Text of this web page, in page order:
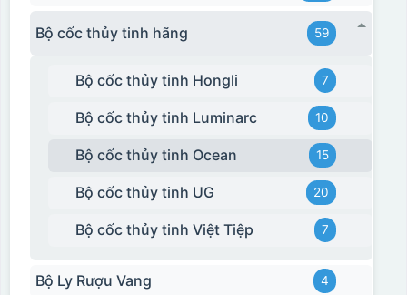
Hộp xi 2 cốc
Bộ cốc thủy tinh hãng 59
Bộ cốc thủy tinh Hongli 7
Bộ cốc thủy tinh Luminarc 10
Bộ cốc thủy tinh Ocean 15
Bộ cốc thủy tinh UG 20
Bộ cốc thủy tinh Việt Tiệp 7
Bộ Ly Rượu Vang 4